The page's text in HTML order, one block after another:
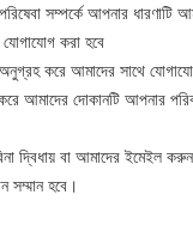
সম্পর্কে আপনার ধারণাটি
করা হবে
করে আমাদের সাথে
আমাদের দোকানটি আপনার
দ্বিধায় বা আমাদের ইমেইল
সম্মান হবে।